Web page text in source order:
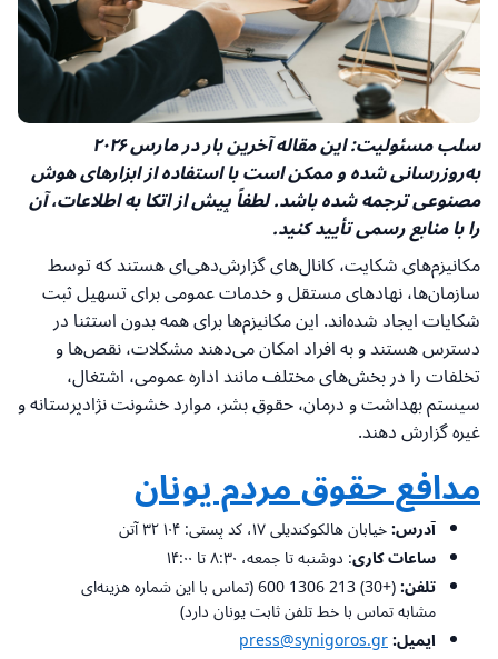
سلب مسئولیت: این مقاله آخرین بار در مارس ۲۰۲۶
به‌روزرسانی شده و ممکن است با استفاده از ابزارهای هوش
مصنوعی ترجمه شده باشد. لطفاً پیش از اتکا به اطلاعات، آن
را با منابع رسمی تأیید کنید.
مکانیزم‌های شکایت، کانال‌های گزارش‌دهی‌ای هستند که توسط
سازمان‌ها، نهادهای مستقل و خدمات عمومی برای تسهیل ثبت
شکایات ایجاد شده‌اند. این مکانیزم‌ها برای همه بدون استثنا در
دسترس هستند و به افراد امکان می‌دهند مشکلات، نقص‌ها و
تخلفات را در بخش‌های مختلف مانند اداره عمومی، اشتغال،
سیستم بهداشت و درمان، حقوق بشر، موارد خشونت نژادپرستانه و
غیره گزارش دهند.
مدافع حقوق مردم یونان
آدرس:خیابان هالکوکندیلی ۱۷، کد پستی: ۱۰۴ ۳۲ آتن
ساعات کاری: دوشنبه تا جمعه، ۸:۳۰ تا ۱۴:۰۰
تلفن:
(+30) 213 1306 600 (تماس با این شماره هزینه‌ای
مشابه تماس با خط تلفن ثابت یونان دارد)
ایمیل:press@synigoros.gr